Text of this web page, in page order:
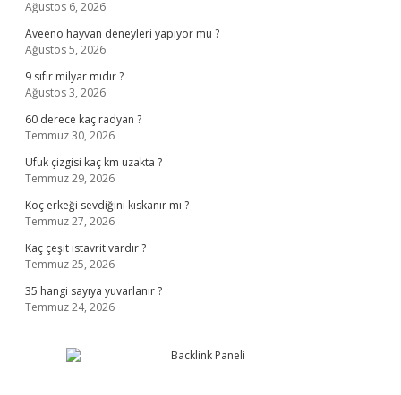
Ağustos 6, 2026
Aveeno hayvan deneyleri yapıyor mu ?
Ağustos 5, 2026
9 sıfır milyar mıdır ?
Ağustos 3, 2026
60 derece kaç radyan ?
Temmuz 30, 2026
Ufuk çizgisi kaç km uzakta ?
Temmuz 29, 2026
Koç erkeği sevdiğini kıskanır mı ?
Temmuz 27, 2026
Kaç çeşit istavrit vardır ?
Temmuz 25, 2026
35 hangi sayıya yuvarlanır ?
Temmuz 24, 2026